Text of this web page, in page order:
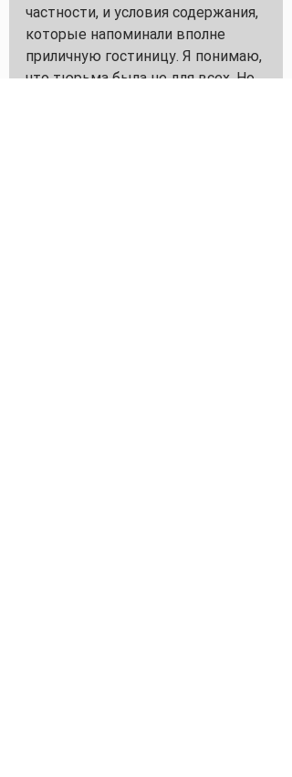
частности, и условия содержания,
которые напоминали вполне
приличную гостиницу. Я понимаю,
что тюрьма была не для всех. Но